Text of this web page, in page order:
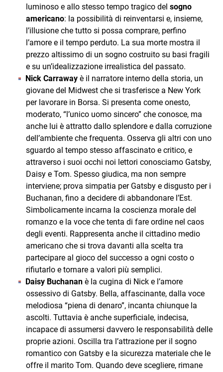
luminoso e allo stesso tempo tragico del sogno
americano: la possibilità di reinventarsi e, insieme,
l’illusione che tutto si possa comprare, perfino
l’amore e il tempo perduto. La sua morte mostra il
prezzo altissimo di un sogno costruito su basi fragili
e su un’idealizzazione irrealistica del passato.
Nick Carraway è il narratore interno della storia, un
giovane del Midwest che si trasferisce a New York
per lavorare in Borsa. Si presenta come onesto,
moderato, “l’unico uomo sincero” che conosce, ma
anche lui è attratto dallo splendore e dalla corruzione
dell’ambiente che frequenta. Osserva gli altri con uno
sguardo al tempo stesso affascinato e critico, e
attraverso i suoi occhi noi lettori conosciamo Gatsby,
Daisy e Tom. Spesso giudica, ma non sempre
interviene; prova simpatia per Gatsby e disgusto per i
Buchanan, fino a decidere di abbandonare l’Est.
Simbolicamente incarna la coscienza morale del
romanzo e la voce che tenta di fare ordine nel caos
degli eventi. Rappresenta anche il cittadino medio
americano che si trova davanti alla scelta tra
partecipare al gioco del successo a ogni costo o
rifiutarlo e tornare a valori più semplici.
Daisy Buchanan è la cugina di Nick e l’amore
ossessivo di Gatsby. Bella, affascinante, dalla voce
melodiosa “piena di denaro”, incanta chiunque la
ascolti. Tuttavia è anche superficiale, indecisa,
incapace di assumersi davvero le responsabilità delle
proprie azioni. Oscilla tra l’attrazione per il sogno
romantico con Gatsby e la sicurezza materiale che le
offre il marito Tom. Quando deve scegliere, rimane